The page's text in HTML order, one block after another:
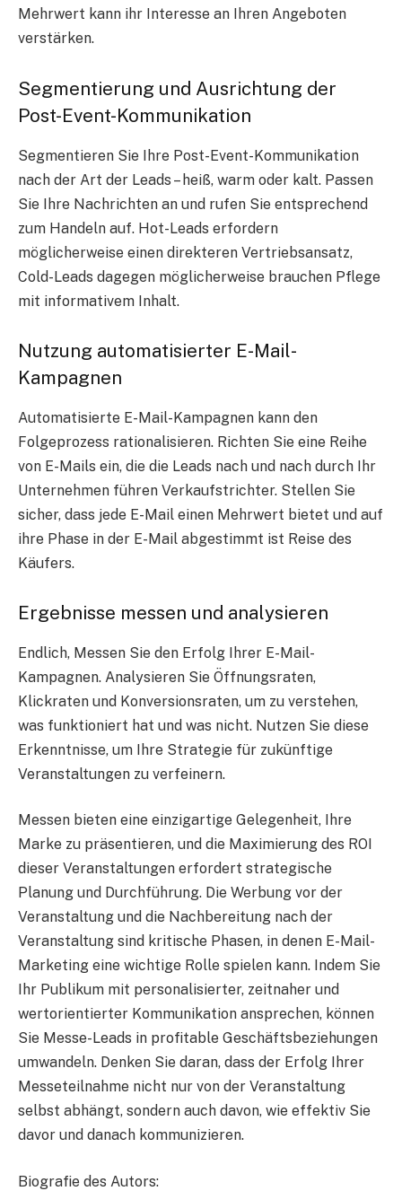
Mehrwert kann ihr Interesse an Ihren Angeboten
verstärken.
Segmentierung und Ausrichtung der
Post-Event-Kommunikation
Segmentieren Sie Ihre Post-Event-Kommunikation
nach der Art der Leads – heiß, warm oder kalt. Passen
Sie Ihre Nachrichten an und rufen Sie entsprechend
zum Handeln auf. Hot-Leads erfordern
möglicherweise einen direkteren Vertriebsansatz,
Cold-Leads dagegen möglicherweise brauchen Pflege
mit informativem Inhalt.
Nutzung automatisierter E-Mail-
Kampagnen
Automatisierte E-Mail-Kampagnen kann den
Folgeprozess rationalisieren. Richten Sie eine Reihe
von E-Mails ein, die die Leads nach und nach durch Ihr
Unternehmen führen Verkaufstrichter. Stellen Sie
sicher, dass jede E-Mail einen Mehrwert bietet und auf
ihre Phase in der E-Mail abgestimmt ist Reise des
Käufers.
Ergebnisse messen und analysieren
Endlich, Messen Sie den Erfolg Ihrer E-Mail-
Kampagnen. Analysieren Sie Öffnungsraten,
Klickraten und Konversionsraten, um zu verstehen,
was funktioniert hat und was nicht. Nutzen Sie diese
Erkenntnisse, um Ihre Strategie für zukünftige
Veranstaltungen zu verfeinern.
Messen bieten eine einzigartige Gelegenheit, Ihre
Marke zu präsentieren, und die Maximierung des ROI
dieser Veranstaltungen erfordert strategische
Planung und Durchführung. Die Werbung vor der
Veranstaltung und die Nachbereitung nach der
Veranstaltung sind kritische Phasen, in denen E-Mail-
Marketing eine wichtige Rolle spielen kann. Indem Sie
Ihr Publikum mit personalisierter, zeitnaher und
wertorientierter Kommunikation ansprechen, können
Sie Messe-Leads in profitable Geschäftsbeziehungen
umwandeln. Denken Sie daran, dass der Erfolg Ihrer
Messeteilnahme nicht nur von der Veranstaltung
selbst abhängt, sondern auch davon, wie effektiv Sie
davor und danach kommunizieren.
Biografie des Autors: